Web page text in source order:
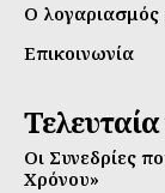
Ο λογαριασμός
Επικοινωνία
Οι Συνεδρίες
Χρόνου»